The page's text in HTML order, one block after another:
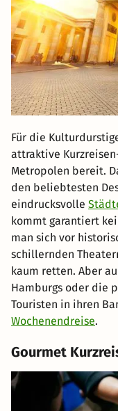
Für die
attraktive
Metropolen bereit.
den beliebtesten
eindrucksvolle
kommt garantiert
man sich vor
schillernden
kaum retten. Aber
Hamburgs oder die
Touristen in ihren
Wochenendreise.
Gourmet